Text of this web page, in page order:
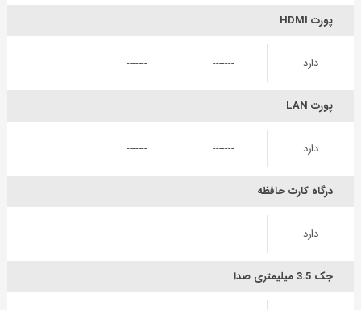
پورت HDMI
دارد -------
-------
پورت LAN
دارد -------
-------
درگاه کارت حافظه
دارد -------
-------
جک 3.5 میلیمتری صدا